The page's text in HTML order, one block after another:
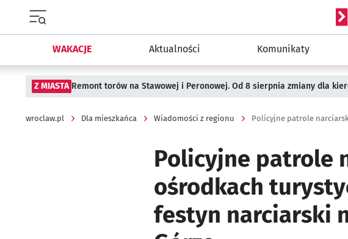
WAKACJE Aktualności Komunikaty
Z MIASTA Remont torów na Stawowej i Peronowej. Od 8 sierpnia zmiany dla
wroclaw.pl Dla mieszkańca Wiadomości z regionu Policyjne patrole
Policyjne patrole
ośrodkach
festyn narciarski